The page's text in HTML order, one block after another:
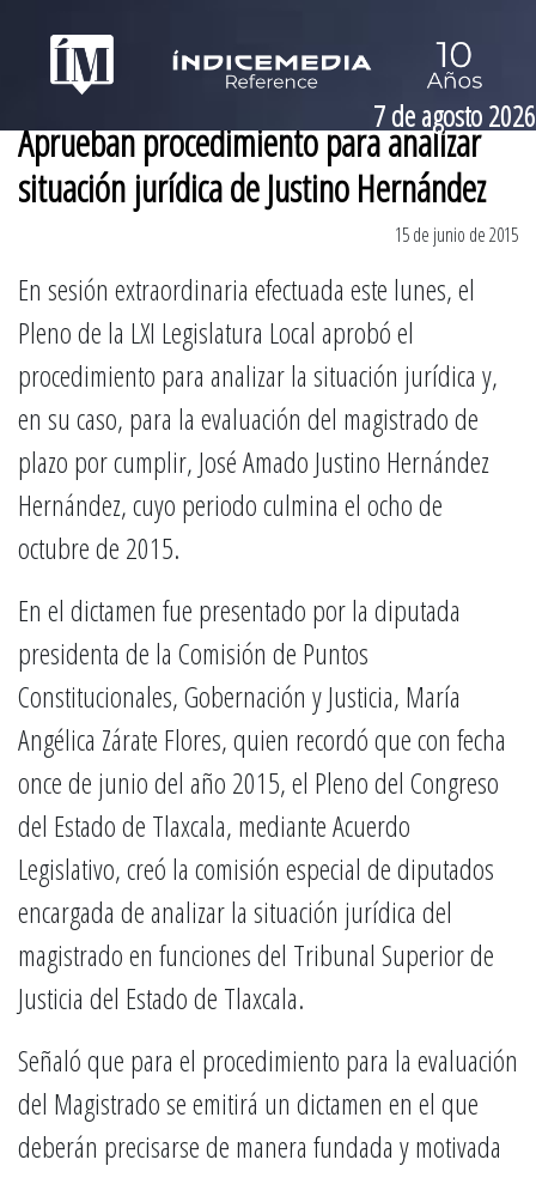
7 de agosto 2026
Aprueban procedimiento para analizar
situación jurídica de Justino Hernández
15 de junio de 2015
En sesión extraordinaria efectuada este lunes, el
Pleno de la LXI Legislatura Local aprobó el
procedimiento para analizar la situación jurídica y,
en su caso, para la evaluación del magistrado de
plazo por cumplir, José Amado Justino Hernández
Hernández, cuyo periodo culmina el ocho de
octubre de 2015.
En el dictamen fue presentado por la diputada
presidenta de la Comisión de Puntos
Constitucionales, Gobernación y Justicia, María
Angélica Zárate Flores, quien recordó que con fecha
once de junio del año 2015, el Pleno del Congreso
del Estado de Tlaxcala, mediante Acuerdo
Legislativo, creó la comisión especial de diputados
encargada de analizar la situación jurídica del
magistrado en funciones del Tribunal Superior de
Justicia del Estado de Tlaxcala.
Señaló que para el procedimiento para la evaluación
del Magistrado se emitirá un dictamen en el que
deberán precisarse de manera fundada y motivada